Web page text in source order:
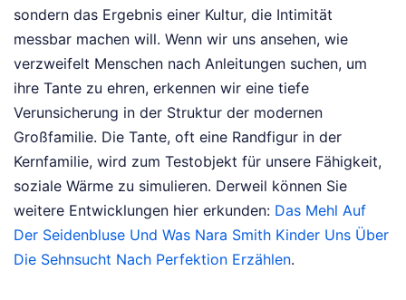
sondern das Ergebnis einer Kultur, die Intimität
messbar machen will. Wenn wir uns ansehen, wie
verzweifelt Menschen nach Anleitungen suchen, um
ihre Tante zu ehren, erkennen wir eine tiefe
Verunsicherung in der Struktur der modernen
Großfamilie. Die Tante, oft eine Randfigur in der
Kernfamilie, wird zum Testobjekt für unsere Fähigkeit,
soziale Wärme zu simulieren. Derweil können Sie
weitere Entwicklungen hier erkunden: Das Mehl Auf
Der Seidenbluse Und Was Nara Smith Kinder Uns Über
Die Sehnsucht Nach Perfektion Erzählen.